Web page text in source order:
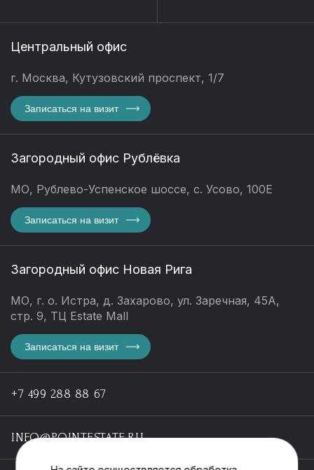
Центральный офис
г. Москва, Кутузовский проспект, 1/7
Записаться на визит
Загородный офис Рублёвка
МО, Рублево-Успенское шоссе, с. Усово, 100Е
Записаться на визит
Загородный офис Новая Рига
МО, г. о. Истра, д. Захарово, ул. Заречная, 45А,
стр. 9, ТЦ Estate Mall
Записаться на визит
+7 499 288 88 67
INFO@POINTESTATE.RU